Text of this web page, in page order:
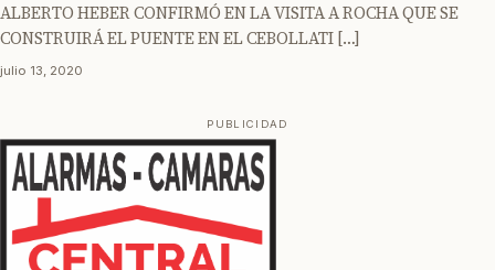
ALBERTO HEBER CONFIRMÓ EN LA VISITA A ROCHA QUE SE
CONSTRUIRÁ EL PUENTE EN EL CEBOLLATI […]
julio 13, 2020